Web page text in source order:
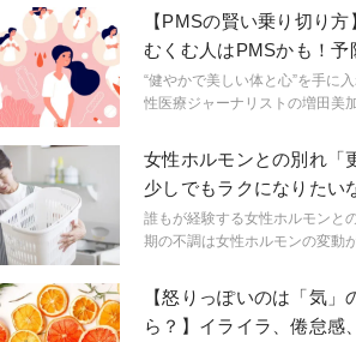
選びやすくなったのは吸水ショ
ことがない場合、どのような基
いと思いますが、ナプキン併用
ん。しかも、今までナプキンを
ら、より安心かも。日本初、コ
生した「ナチュラムーン」から
吸水ショーツが登場です。肌へ
水ショーツをご紹介します。
【PMSの賢い乗り切り方
むくむ人はPMSかも！予
“健やかで美しい体と心”を手に
性医療ジャーナリストの増田美
まる心と体の不調で、生理開始
不調はPMS（月経前症候群）で
は、生理のある日本女性の約70
す。なかでも6.5％の人は、生活
の不調があって、治療の対象に
法をご紹介します。
女性ホルモンとの別れ「
少しでもラクになりた
症状別ケア
誰もが経験する女性ホルモンと
期の不調は女性ホルモンの変動
れで特に生活に支障がなかった
もできなくなるほど強い症状が
症候群）などの症状が強い人は
【怒りっぽいのは「気」
ら？】イライラ、倦怠感